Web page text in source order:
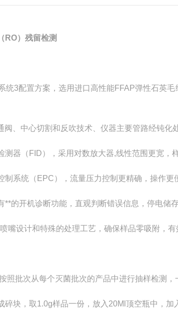
RO）残留检测
统3配置方案，选用进口高性能FFAP弹性石英毛
阀、中心切割和反吹技术、仪器主要管路经钝化
测器（ FID），采用对数放大器,线性范围更宽，
制系统（ EPC），流量压力控制更精确，操作更
的开机诊断功能，直观判断错误信息，停电储存
嘴设计和特殊的处理工艺，确保样品零吸附，有
照批次从每个灭菌批次的产品中进行抽样检测
碎块，取1.0g样品一份，放入20Ml顶空瓶中，